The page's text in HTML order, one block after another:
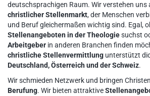
deutschsprachigen Raum. Wir verstehen uns
christlicher Stellenmarkt, der Menschen
und Beruf gleichermaßen wichtig sind. Egal,
Stellenangeboten in der Theologiesuchst
Arbeitgeber in anderen Branchen finden
christliche Stellenvermittlung unterstützt
Deutschland, Österreich und der Schweiz.
Wir schmieden Netzwerk und bringen
Berufung. Wir bieten attraktive